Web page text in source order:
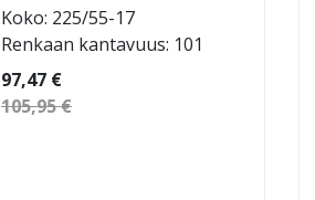
Koko: 225/55-17
Renkaan kantavuus: 101
97,47 €
105,95 €